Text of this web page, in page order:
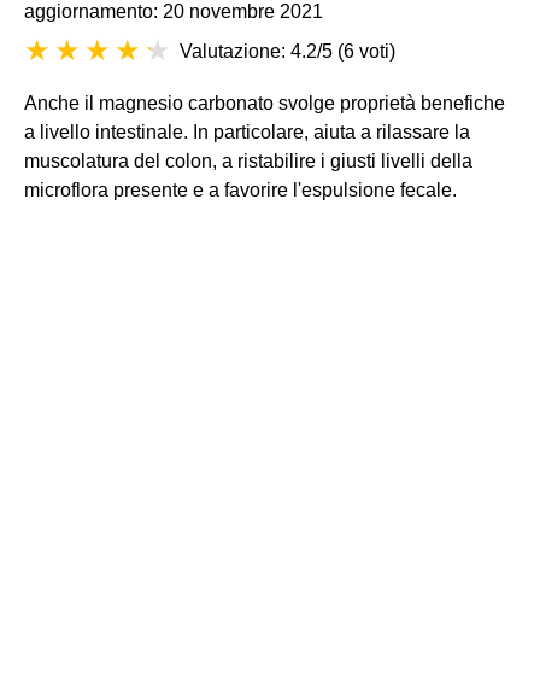
aggiornamento: 20 novembre 2021
Valutazione: 4.2/5 (6 voti)
Anche il magnesio carbonato svolge proprietà benefiche
a livello intestinale. In particolare, aiuta a rilassare la
muscolatura del colon, a ristabilire i giusti livelli della
microflora presente e a favorire l'espulsione fecale.